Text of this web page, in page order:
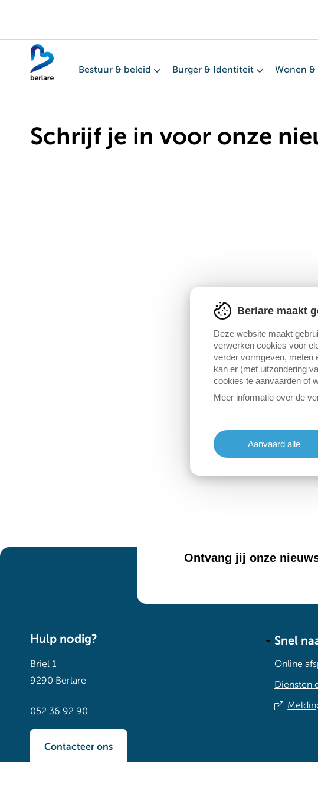
naar
Bestuur & beleid Burger & Identiteit Wonen
Schrijf je in voor onze
Ontvang jij onze
Hulp nodig?
Briel 1
9290 Berlare
052 36 92 90
Contacteer ons
Snel
Online
Diensten
Berlare maakt
Deze website maakt
verwerken cookies voor
verder vormgeven, meten
kan er (met uitzondering
cookies te aanvaarden of
Meer informatie over de
Aanvaard alle